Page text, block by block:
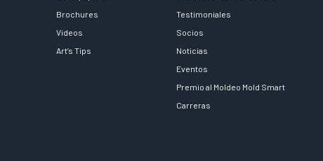
Brochures
Videos
Art’s Tips
Testimoniales
Socios
Noticias
Eventos
Premio al Moldeo Mold Smart
Carreras